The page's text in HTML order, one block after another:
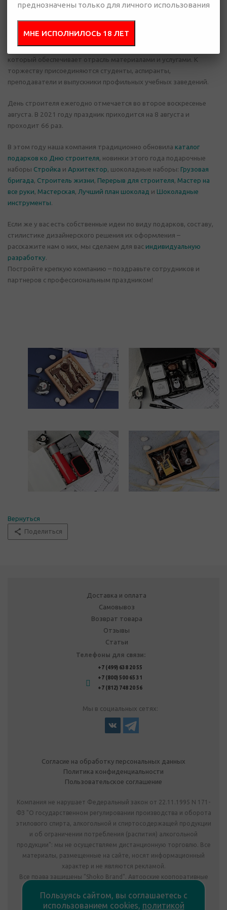
День строителя отмечают представители всех профессий,
проектировщики, монтажники, каменщики, штукатуры,
руководители рабочих бригад и вспомогательный персонал,
который обеспечивает отрасль материалами и услугами. К
торжеству присоединяются студенты, аспиранты,
преподаватели и выпускники профильных учебных заведений.
День строителя ежегодно отмечается во второе воскресенье
августа. В 2021 году праздник приходится на 8 августа и
проходит 66 раз.
В этом году наша компания традиционно обновила каталог
подарков ко Дню строителя, новинки этого года подарочные
наборы Стройка и Архитектор, шоколадные наборы: Грузовая
бригада, Строитель жизни, Перерыв для строителя, Мастер на
все руки, Мастерская, Лучший план шоколад и Шоколадные
инструменты.
Если же у вас есть собственные идеи по виду подарков, составу,
стилистике дизайнерского решения их оформления –
расскажите нам о них, мы сделаем для вас индивидуальную
разработку.
Постройте крепкую компанию – поздравьте сотрудников и
партнеров с профессиональным праздником!
Вернуться
Поделиться
Доставка и оплата
Самовывоз
Возврат товара
Отзывы
Статьи
Телефоны для связи:
+7 (499) 638 20 55
+7 (800) 500 65 31
+7 (812) 748 20 56
Мы в социальных сетях:
Согласие на обработку персональных данных
Политика конфиденциальности
Пользовательское соглашение
Компания не нарушает Федеральный закон от 22.11.1995 N 171-
ФЗ "О государственном регулировании производства и оборота
этилового спирта, алкогольной и спиртосодержащей продукции
и об ограничении потребления (распития) алкогольной
продукции": мы не осуществляем дистанционную торговлю. Все
материалы, размещенные на сайте, носят информационный
характер и не являются рекламой.
Все права защищены "Shoko Brand". Авторские корпоративные
Комплектация подарка может отличаться от изображения.
преднозначены только для личного использования
МНЕ ИСПОЛНИЛОСЬ 18 ЛЕТ
Пользуясь сайтом, вы соглашаетесь с
использованием cookies, политикой